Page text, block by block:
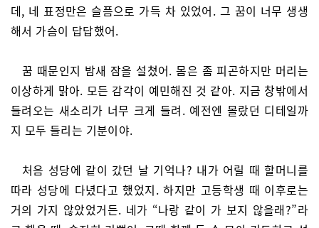
데, 네 표정만은 슬픔으로 가득 차 있었어. 그 꿈이 너무 생생
해서 가슴이 답답했어.
꿈 때문인지 밤새 잠을 설쳤어. 몸은 좀 피곤하지만 머리는
이상하게 맑아. 모든 감각이 예민해진 것 같아. 지금 창밖에서
들려오는 새소리가 너무 크게 들려. 예전엔 몰랐던 디테일까
지 모두 들리는 기분이야.
처음 성당에 같이 갔던 날 기억나? 내가 어릴 때 할머니를
따라 성당에 다녔다고 했었지. 하지만 고등학생 때 이후로는
거의 가지 않았었거든. 네가 “나랑 같이 가 보지 않을래?”라